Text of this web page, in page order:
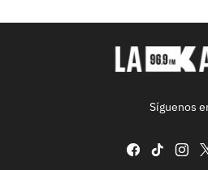
Síguenos
facebook
tiktok